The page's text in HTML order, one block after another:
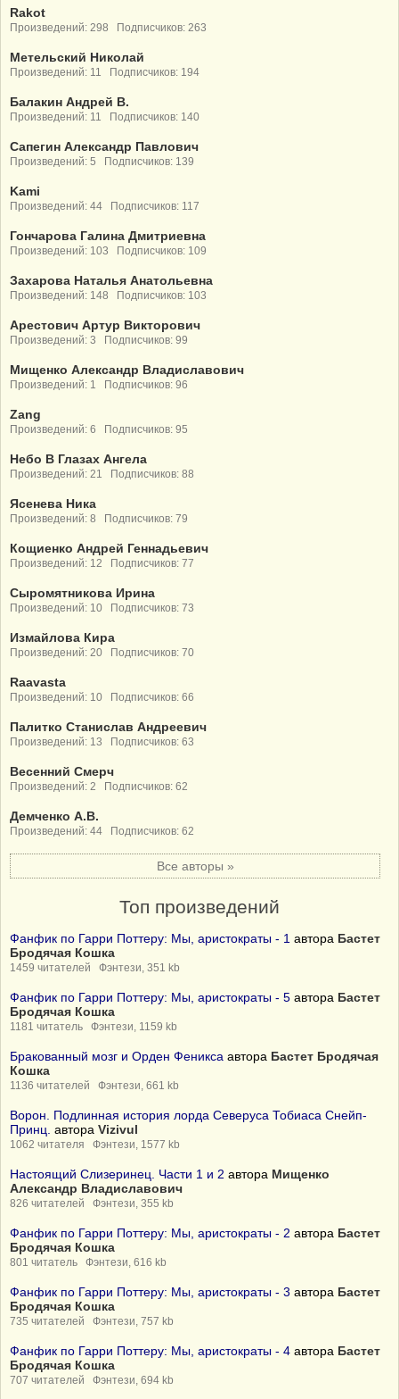
Rakot
Произведений: 298 Подписчиков: 263
Метельский Николай
Произведений: 11 Подписчиков: 194
Балакин Андрей В.
Произведений: 11 Подписчиков: 140
Сапегин Александр Павлович
Произведений: 5 Подписчиков: 139
Kami
Произведений: 44 Подписчиков: 117
Гончарова Галина Дмитриевна
Произведений: 103 Подписчиков: 109
Захарова Наталья Анатольевна
Произведений: 148 Подписчиков: 103
Арестович Артур Викторович
Произведений: 3 Подписчиков: 99
Мищенко Александр Владиславович
Произведений: 1 Подписчиков: 96
Zang
Произведений: 6 Подписчиков: 95
Небо В Глазах Ангела
Произведений: 21 Подписчиков: 88
Ясенева Ника
Произведений: 8 Подписчиков: 79
Кощиенко Андрей Геннадьевич
Произведений: 12 Подписчиков: 77
Сыромятникова Ирина
Произведений: 10 Подписчиков: 73
Измайлова Кира
Произведений: 20 Подписчиков: 70
Raavasta
Произведений: 10 Подписчиков: 66
Палитко Станислав Андреевич
Произведений: 13 Подписчиков: 63
Весенний Смерч
Произведений: 2 Подписчиков: 62
Демченко А.В.
Произведений: 44 Подписчиков: 62
Все авторы »
Топ произведений
Фанфик по Гарри Поттеру: Мы, аристократы - 1 автора Бастет
Бродячая Кошка
1459 читателей Фэнтези, 351 kb
Фанфик по Гарри Поттеру: Мы, аристократы - 5 автора Бастет
Бродячая Кошка
1181 читатель Фэнтези, 1159 kb
Бракованный мозг и Орден Феникса автора Бастет Бродячая
Кошка
1136 читателей Фэнтези, 661 kb
Ворон. Подлинная история лорда Северуса Тобиаса Снейп-
Принц. автора Vizivul
1062 читателя Фэнтези, 1577 kb
Настоящий Слизеринец. Части 1 и 2 автора Мищенко
Александр Владиславович
826 читателей Фэнтези, 355 kb
Фанфик по Гарри Поттеру: Мы, аристократы - 2 автора Бастет
Бродячая Кошка
801 читатель Фэнтези, 616 kb
Фанфик по Гарри Поттеру: Мы, аристократы - 3 автора Бастет
Бродячая Кошка
735 читателей Фэнтези, 757 kb
Фанфик по Гарри Поттеру: Мы, аристократы - 4 автора Бастет
Бродячая Кошка
707 читателей Фэнтези, 694 kb